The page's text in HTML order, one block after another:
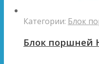
Категории: Блок
Блок поршней